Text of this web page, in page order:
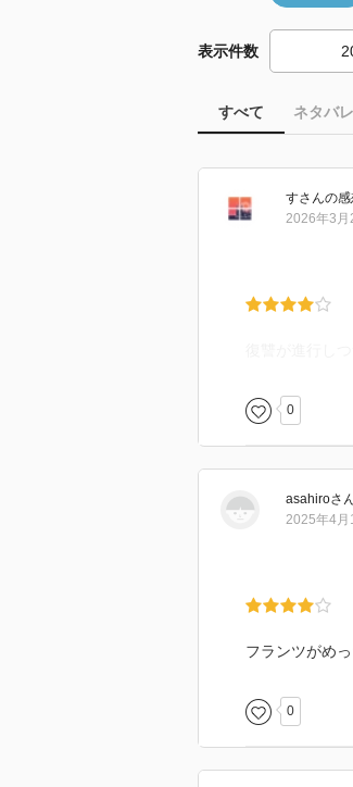
表示件数
すべて ネタバ
すさんの感
2026年3月
0
asahiroさ
2025年4月
フランツがめ
0